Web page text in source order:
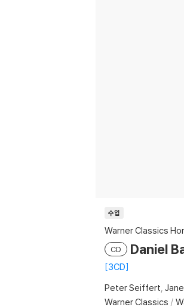
수입
Warner Classics
CD Daniel
3CD
Peter Seiffert
Warner Classics /